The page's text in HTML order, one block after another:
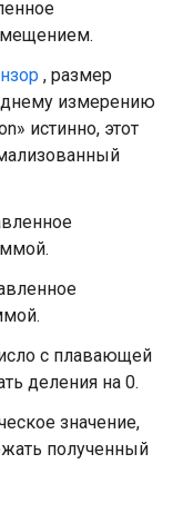
, размер
измерению
истинно, этот
с плавающей
деления на 0.
значение,
полученный